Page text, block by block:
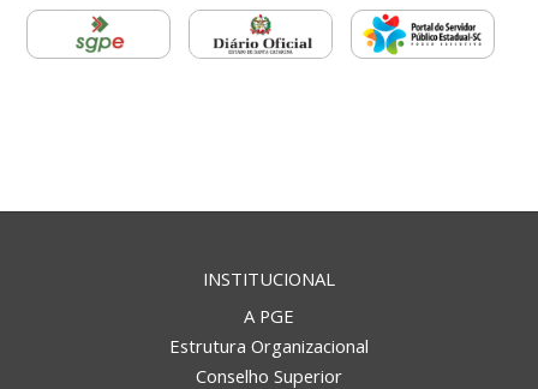
INSTITUCIONAL
A PGE
Estrutura Organizacional
Conselho Superior